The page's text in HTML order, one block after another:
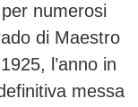
numerosi
di Maestro
l’anno in
messa